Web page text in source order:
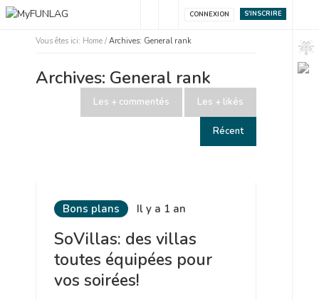
S'INSCRIRE
CONNEXION
Vous êtes ici: Home / Archives: General rank
Archives: General rank
Les + likés
Les + commentés
Récent
Bons plans Il y a 1 an
SoVillas: des villas
toutes équipées pour
vos soirées!